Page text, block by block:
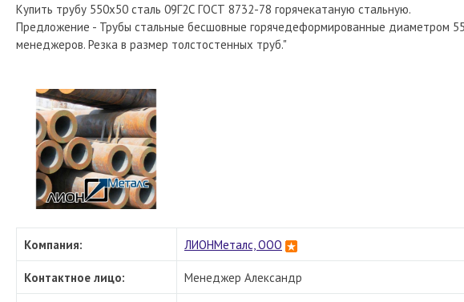
Купить трубу 550х50 сталь 09Г2С ГОСТ 8732-78 горячекатаную стальную.
Предложение - Трубы стальные бесшовные горячедеформированные диаметром
менеджеров. Резка в размер толстостенных труб."
Компания: ЛИОНМеталс, ООО
Контактное лицо: Менеджер Александр